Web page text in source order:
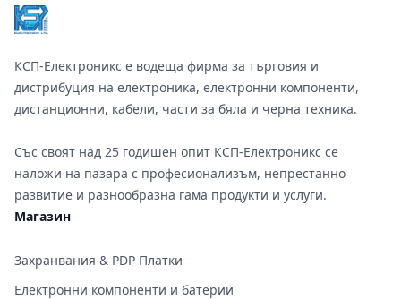
КСП-Електроникс е водеща фирма за търговия и
дистрибуция на електроника, електронни компоненти,
дистанционни, кабели, части за бяла и черна техника.
Със своят над 25 годишен опит КСП-Електроникс се
наложи на пазара с професионализъм, непрестанно
развитие и разнообразна гама продукти и услуги.
Магазин
Захранвания & PDP Платки
Електронни компоненти и батерии